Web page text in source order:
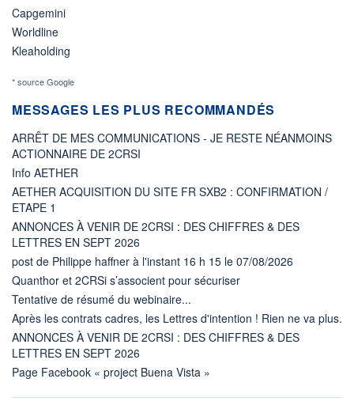
Capgemini
Worldline
Kleaholding
* source Google
MESSAGES LES PLUS RECOMMANDÉS
ARRÊT DE MES COMMUNICATIONS - JE RESTE NÉANMOINS
ACTIONNAIRE DE 2CRSI
Info AETHER
AETHER ACQUISITION DU SITE FR SXB2 : CONFIRMATION /
ETAPE 1
ANNONCES À VENIR DE 2CRSI : DES CHIFFRES & DES
LETTRES EN SEPT 2026
post de Philippe haffner à l'instant 16 h 15 le 07/08/2026
Quanthor et 2CRSi s’associent pour sécuriser
Tentative de résumé du webinaire...
Après les contrats cadres, les Lettres d'intention ! Rien ne va plus.
ANNONCES À VENIR DE 2CRSI : DES CHIFFRES & DES
LETTRES EN SEPT 2026
Page Facebook « project Buena Vista »